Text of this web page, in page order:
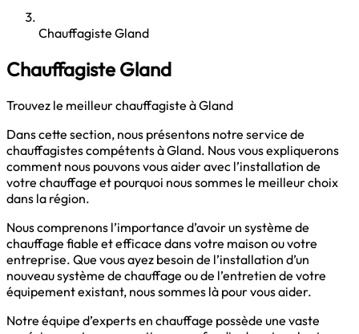
Chauffagiste Gland
Chauffagiste Gland
Trouvez le meilleur chauffagiste à Gland
Dans cette section, nous présentons notre service de
chauffagistes compétents à Gland. Nous vous expliquerons
comment nous pouvons vous aider avec l’installation de
votre chauffage et pourquoi nous sommes le meilleur choix
dans la région.
Nous comprenons l’importance d’avoir un système de
chauffage fiable et efficace dans votre maison ou votre
entreprise. Que vous ayez besoin de l’installation d’un
nouveau système de chauffage ou de l’entretien de votre
équipement existant, nous sommes là pour vous aider.
Notre équipe d’experts en chauffage possède une vaste